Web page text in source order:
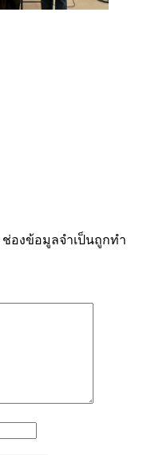
ช่องข้อมูลจำเป็นถูกทำ